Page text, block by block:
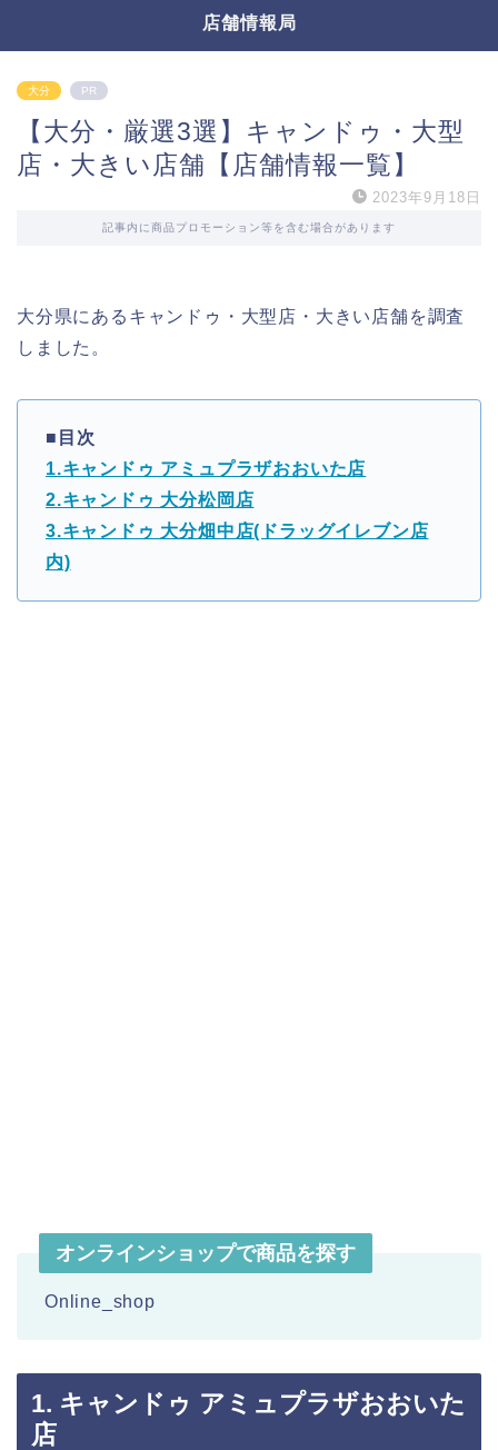
店舗情報局
大分 PR
【大分・厳選3選】キャンドゥ・大型
店・大きい店舗【店舗情報一覧】
2023年9月18日
記事内に商品プロモーション等を含む場合があります
大分県にあるキャンドゥ・大型店・大きい店舗を調査
しました。
■目次
1.キャンドゥ アミュプラザおおいた店
2.キャンドゥ 大分松岡店
3.キャンドゥ 大分畑中店(ドラッグイレブン店
内)
オンラインショップで商品を探す
Online_shop
1. キャンドゥ アミュプラザおおいた
店